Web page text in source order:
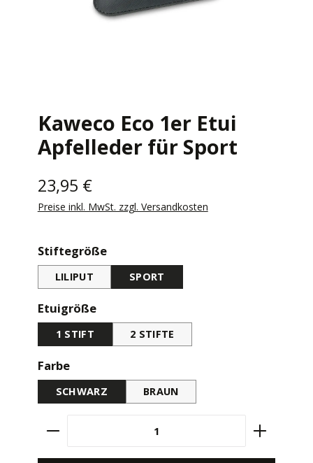
Kaweco Eco 1er Etui
Apfelleder für Sport
23,95 €
Preise inkl. MwSt. zzgl. Versandkosten
Stiftegrößeauswählen
LILIPUT SPORT
Etuigrößeauswählen
1 STIFT 2 STIFTE
Farbeauswählen
SCHWARZ BRAUN
Produkt Anzahl: Gib den gewünschten